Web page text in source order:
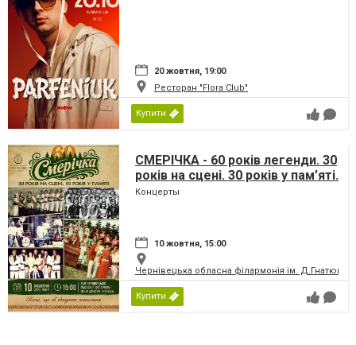
20 жовтня, 19:00
Ресторан "Flora Club"
Купити
СМЕРІЧКА - 60 років легенди. 30
років на сцені. 30 років у пам’яті.
Концерты
10 жовтня, 15:00
Чернівецька обласна філармонія ім. Д.Гнатюка
Купити